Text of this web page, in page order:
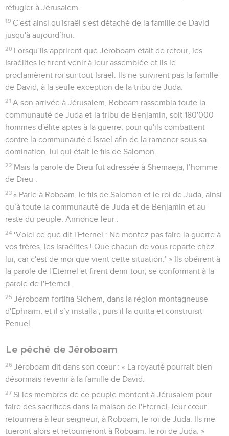
réfugier à Jérusalem.
19 C'est ainsi qu'Israël s'est détaché de la famille de David
jusqu'à aujourd’hui.
20 Lorsqu’ils apprirent que Jéroboam était de retour, les
Israélites le firent venir à leur assemblée et ils le
proclamèrent roi sur tout Israël. Ils ne suivirent pas la famille
de David, à la seule exception de la tribu de Juda.
21 A son arrivée à Jérusalem, Roboam rassembla toute la
communauté de Juda et la tribu de Benjamin, soit 180'000
hommes d'élite aptes à la guerre, pour qu'ils combattent
contre la communauté d'Israël afin de la ramener sous sa
domination, lui qui était le fils de Salomon.
22 Mais la parole de Dieu fut adressée à Shemaeja, l’homme
de Dieu :
23 « Parle à Roboam, le fils de Salomon et le roi de Juda, ainsi
qu’à toute la communauté de Juda et de Benjamin et au
reste du peuple. Annonce-leur :
24 ‘Voici ce que dit l'Eternel : Ne montez pas faire la guerre à
vos frères, les Israélites ! Que chacun de vous reparte chez
lui, car c'est de moi que vient cette situation.’ » Ils obéirent à
la parole de l'Eternel et firent demi-tour, se conformant à la
parole de l'Eternel.
25 Jéroboam fortifia Sichem, dans la région montagneuse
d'Ephraïm, et il s’y installa ; puis il la quitta et construisit
Penuel.
Le péché de Jéroboam
26 Jéroboam dit dans son cœur : « La royauté pourrait bien
désormais revenir à la famille de David.
27 Si les membres de ce peuple montent à Jérusalem pour
faire des sacrifices dans la maison de l'Eternel, leur cœur
retournera à leur seigneur, à Roboam, le roi de Juda. Ils me
tueront alors et retourneront à Roboam, le roi de Juda. »